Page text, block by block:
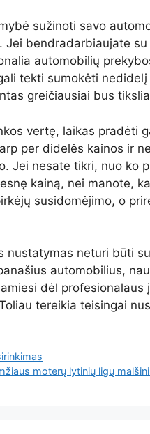
sužinoti savo
Jei bendradarbiaujate
automobilių
tekti sumokėti
greičiausiai bus
vertę, laikas pradėti
per didelės kainos ir
Jei nesate tikri, nuo ko
kainą, nei manote,
susidomėjimo, o
nustatymas neturi būti
automobilius,
dėl
tereikia teisingai
moterų lytinių ligų